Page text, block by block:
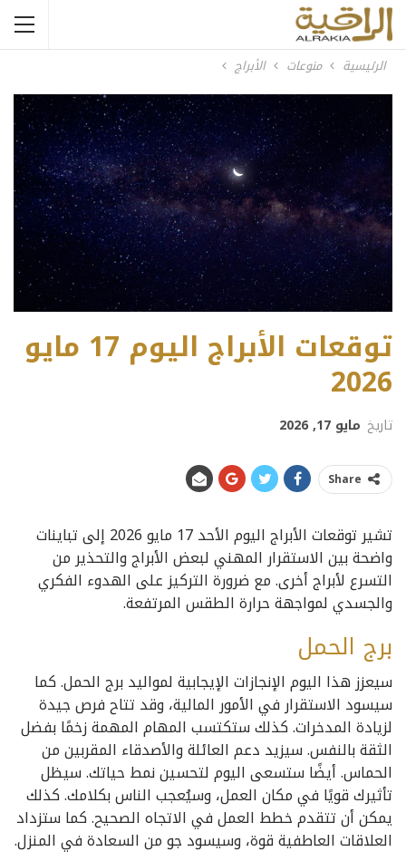
الرئيسية منوعات الأبراج
توقعات الأبراج اليوم 17 مايو
2026
تاريخ مايو 17, 2026
Share
تشير توقعات الأبراج اليوم الأحد 17 مايو 2026 إلى تباينات
واضحة بين الاستقرار المهني لبعض الأبراج والتحذير من
التسرع لأبراج أخرى. مع ضرورة التركيز على الهدوء الفكري
والجسدي لمواجهة حرارة الطقس المرتفعة.
برج الحمل
سيعزز هذا اليوم الإنجازات الإيجابية لمواليد برج الحمل. كما
سيسود الاستقرار في الأمور المالية، وقد تتاح فرص جيدة
لزيادة المدخرات. كذلك ستكتسب المهام المهمة زخمًا بفضل
الثقة بالنفس. سيزيد دعم العائلة والأصدقاء المقربين من
الحماس. أيضًا ستسعى اليوم لتحسين نمط حياتك. سيظل
تأثيرك قويًا في مكان العمل، وسيُعجب الناس بكلامك. كذلك
يمكن أن تتقدم خطط العمل في الاتجاه الصحيح. كما ستزداد
العلاقات العاطفية قوة، وسيسود جو من السعادة في المنزل.